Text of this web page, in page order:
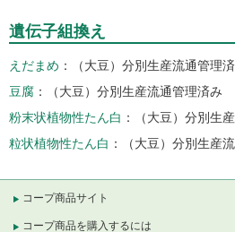
遺伝子組換え
えだまめ
（大豆）分別生産流通管理
豆腐
（大豆）分別生産流通管理済み
粉末状植物性たん白
（大豆）分別生
粒状植物性たん白
（大豆）分別生産
コープ商品サイト
コープ商品を購入するには